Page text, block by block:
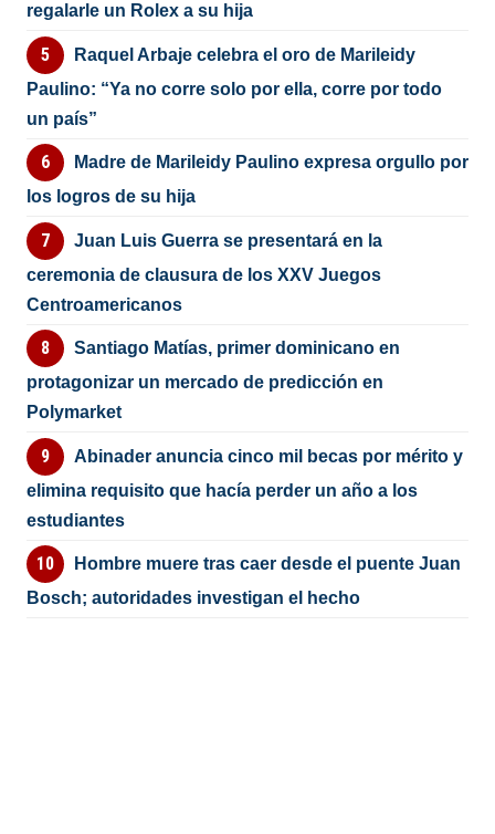
regalarle un Rolex a su hija
Raquel Arbaje celebra el oro de Marileidy
Paulino: “Ya no corre solo por ella, corre por todo
un país”
Madre de Marileidy Paulino expresa orgullo por
los logros de su hija
Juan Luis Guerra se presentará en la
ceremonia de clausura de los XXV Juegos
Centroamericanos
Santiago Matías, primer dominicano en
protagonizar un mercado de predicción en
Polymarket
Abinader anuncia cinco mil becas por mérito y
elimina requisito que hacía perder un año a los
estudiantes
Hombre muere tras caer desde el puente Juan
Bosch; autoridades investigan el hecho